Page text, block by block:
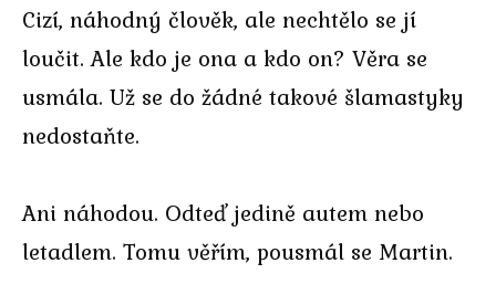
Cizí, náhodný člověk, ale nechtělo se jí
loučit. Ale kdo je ona a kdo on? Věra se
usmála. Už se do žádné takové šlamastyky
nedostaňte.
Ani náhodou. Odteď jedině autem nebo
letadlem. Tomu věřím, pousmál se Martin.